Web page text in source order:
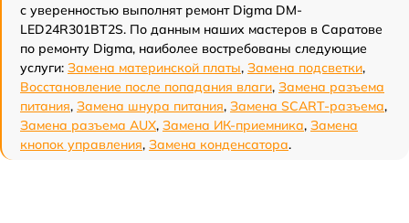
с уверенностью выполнят ремонт Digma DM-
LED24R301BT2S. По данным наших мастеров в Саратове
по ремонту Digma, наиболее востребованы следующие
услуги: Замена материнской платы, Замена подсветки,
Восстановление после попадания влаги, Замена разъема
питания, Замена шнура питания, Замена SCART-разъема,
Замена разъема AUX, Замена ИК-приемника, Замена
кнопок управления, Замена конденсатора.